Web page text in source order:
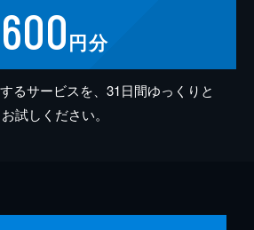
600円分
るサービスを、31日間ゆっくりと
お試しください。